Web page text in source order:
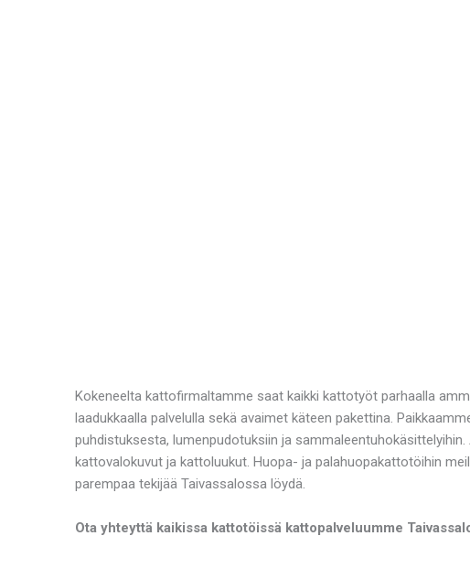
Kokeneelta kattofirmaltamme saat kaikki kattotyöt parhaalla
laadukkaalla palvelulla sekä avaimet käteen pakettina.
puhdistuksesta, lumenpudotuksiin ja
kattovalokuvut ja kattoluukut. Huopa- ja palahuopakattotöihin
parempaa tekijää Taivassalossa löydä.
Ota yhteyttä kaikissa kattotöissä kattopalveluumme